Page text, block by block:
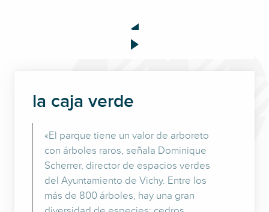
la caja verde
«El parque tiene un valor de arboreto
con árboles raros, señala Dominique
Scherrer, director de espacios verdes
del Ayuntamiento de Vichy. Entre los
más de 800 árboles, hay una gran